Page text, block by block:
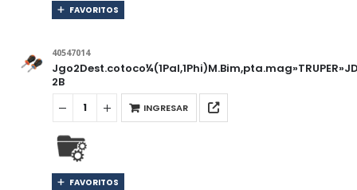
FAVORITOS
40547014
2B
INGRESAR
FAVORITOS